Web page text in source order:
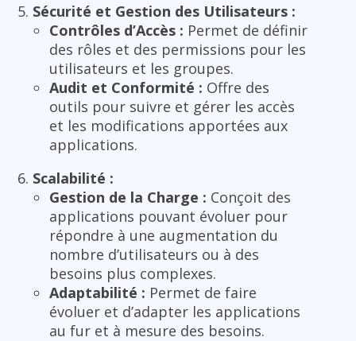
Sécurité et Gestion des Utilisateurs :
Contrôles d’Accès : Permet de définir
des rôles et des permissions pour les
utilisateurs et les groupes.
Audit et Conformité : Offre des
outils pour suivre et gérer les accès
et les modifications apportées aux
applications.
Scalabilité :
Gestion de la Charge : Conçoit des
applications pouvant évoluer pour
répondre à une augmentation du
nombre d’utilisateurs ou à des
besoins plus complexes.
Adaptabilité : Permet de faire
évoluer et d’adapter les applications
au fur et à mesure des besoins.